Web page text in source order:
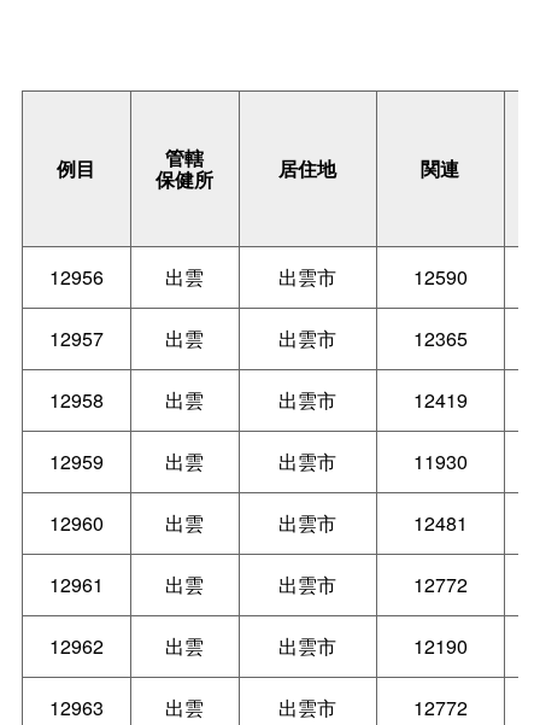
例目 管轄
保健所 居住地 関連
12956 出雲 出雲市 12590
12957 出雲 出雲市 12365
12958 出雲 出雲市 12419
12959 出雲 出雲市 11930
12960 出雲 出雲市 12481
12961 出雲 出雲市 12772
12962 出雲 出雲市 12190
12963 出雲 出雲市 12772